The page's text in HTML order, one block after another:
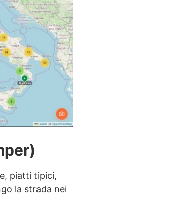
piatti tipici,
la strada nei